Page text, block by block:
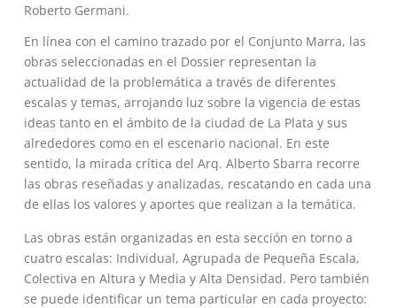
Roberto Germani.
En línea con el camino trazado por el Conjunto Marra, las
obras seleccionadas en el Dossier representan la
actualidad de la problemática a través de diferentes
escalas y temas, arrojando luz sobre la vigencia de estas
ideas tanto en el ámbito de la ciudad de La Plata y sus
alrededores como en el escenario nacional. En este
sentido, la mirada crítica del Arq. Alberto Sbarra recorre
las obras reseñadas y analizadas, rescatando en cada una
de ellas los valores y aportes que realizan a la temática.
Las obras están organizadas en esta sección en torno a
cuatro escalas: Individual, Agrupada de Pequeña Escala,
Colectiva en Altura y Media y Alta Densidad. Pero también
se puede identificar un tema particular en cada proyecto: